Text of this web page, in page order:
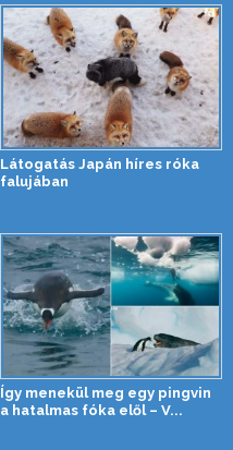
Látogatás Japán híres róka
falujában
Így menekül meg egy pingvin
a hatalmas fóka elől – V...